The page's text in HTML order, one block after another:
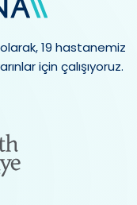
19 hastanemiz
için çalışıyoruz.